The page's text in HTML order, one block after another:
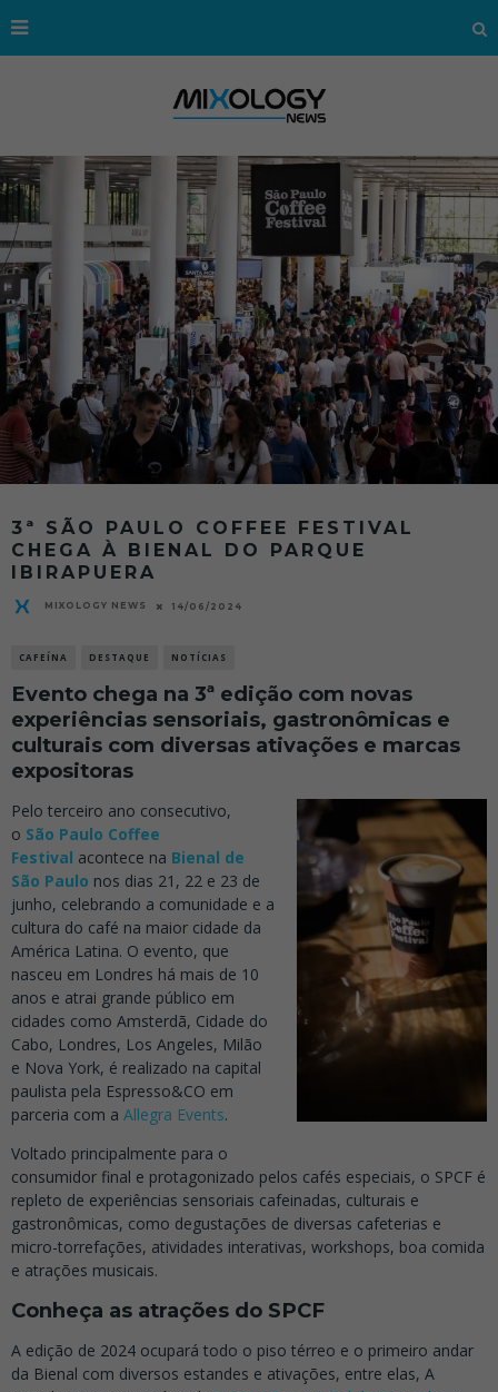
3ª SÃO PAULO COFFEE FESTIVAL
CHEGA À BIENAL DO PARQUE
IBIRAPUERA
MIXOLOGY NEWS 14/06/2024
CAFEÍNA DESTAQUE NOTÍCIAS
Evento chega na 3ª edição com novas
experiências sensoriais, gastronômicas e
culturais com diversas ativações e marcas
expositoras
Pelo terceiro ano consecutivo,
o São Paulo Coffee
Festival acontece na Bienal de
São Paulo nos dias 21, 22 e 23 de
junho, celebrando a comunidade e a
cultura do café na maior cidade da
América Latina. O evento, que
nasceu em Londres há mais de 10
anos e atrai grande público em
cidades como Amsterdã, Cidade do
Cabo, Londres, Los Angeles, Milão
e Nova York, é realizado na capital
paulista pela Espresso&CO em
parceria com a Allegra Events.
Voltado principalmente para o
consumidor final e protagonizado pelos cafés especiais, o SPCF é
repleto de experiências sensoriais cafeinadas, culturais e
gastronômicas, como degustações de diversas cafeterias e
micro-torrefações, atividades interativas, workshops, boa comida
e atrações musicais.
Conheça as atrações do SPCF
A edição de 2024 ocupará todo o piso térreo e o primeiro andar
da Bienal com diversos estandes e ativações, entre elas, A